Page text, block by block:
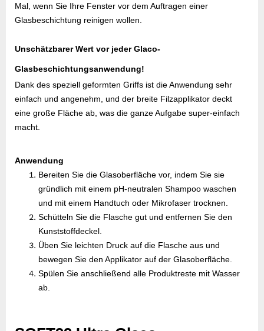
Mal, wenn Sie Ihre Fenster vor dem Auftragen einer
Glasbeschichtung reinigen wollen.
Unschätzbarer Wert vor jeder Glaco-
Glasbeschichtungsanwendung!
Dank des speziell geformten Griffs ist die Anwendung sehr
einfach und angenehm, und der breite Filzapplikator deckt
eine große Fläche ab, was die ganze Aufgabe super-einfach
macht.
Anwendung
Bereiten Sie die Glasoberfläche vor, indem Sie sie
gründlich mit einem pH-neutralen Shampoo waschen
und mit einem Handtuch oder Mikrofaser trocknen.
Schütteln Sie die Flasche gut und entfernen Sie den
Kunststoffdeckel.
Üben Sie leichten Druck auf die Flasche aus und
bewegen Sie den Applikator auf der Glasoberfläche.
Spülen Sie anschließend alle Produktreste mit Wasser
ab.